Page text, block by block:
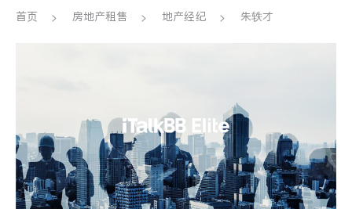
医生 律师
会计师
建筑装修
首页 房地产租售 地产经纪 朱轶才